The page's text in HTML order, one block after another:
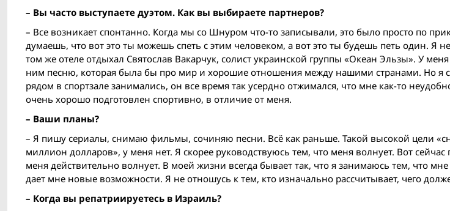
– Вы часто выступаете дуэтом. Как вы выбираете партнеров?
– Все возникает спонтанно. Когда мы со Шнуром что-то записывали, это было просто по
думаешь, что вот это ты можешь спеть с этим человеком, а вот это ты будешь петь один. Я
том же отеле отдыхал Святослав Вакарчук, солист украинской группы «Океан Эльзы». У
ним песню, которая была бы про мир и хорошие отношения между нашими странами. Но я
рядом в спортзале занимались, он все время так усердно отжимался, что мне как-то
очень хорошо подготовлен спортивно, в отличие от меня.
– Ваши планы?
– Я пишу сериалы, снимаю фильмы, сочиняю песни. Всё как раньше. Такой высокой цели
миллион долларов», у меня нет. Я скорее руководствуюсь тем, что меня волнует. Вот
меня действительно волнует. В моей жизни всегда бывает так, что я занимаюсь тем, что
дает мне новые возможности. Я не отношусь к тем, кто изначально рассчитывает, чего
– Когда вы репатриируетесь в Израиль?